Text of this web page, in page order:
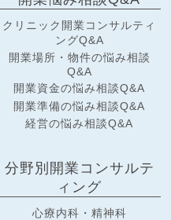
クリニック開業コンサルティ
ングQ&A
開業場所・物件の悩み相談
Q&A
開業資金の悩み相談Q&A
開業準備の悩み相談Q&A
経営の悩み相談Q&A
分野別開業コンサルテ
ィング
心療内科・精神科